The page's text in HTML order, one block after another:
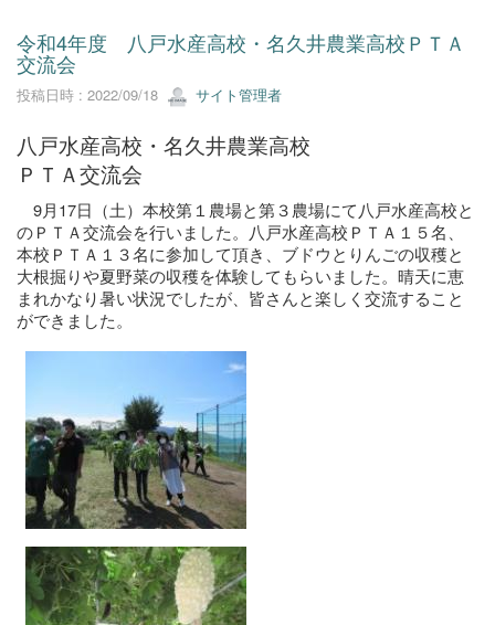
令和4年度 八戸水産高校・名久井農業高校ＰＴＡ
交流会
投稿日時 : 2022/09/18 サイト管理者
八戸水産高校・名久井農業高校
ＰＴＡ交流会
9月17日（土）本校第１農場と第３農場にて八戸水産高校と
のＰＴＡ交流会を行いました。八戸水産高校ＰＴＡ１５名、
本校ＰＴＡ１３名に参加して頂き、ブドウとりんごの収穫と
大根掘りや夏野菜の収穫を体験してもらいました。晴天に恵
まれかなり暑い状況でしたが、皆さんと楽しく交流すること
ができました。